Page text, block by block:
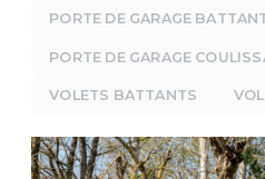
PORTE DE GARAGE
PORTE DE GARAGE
VOLETS BATTANTS